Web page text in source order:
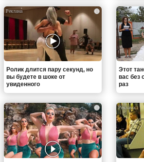
i
Ролик длится пару секунд, но
вы будете в шоке от
увиденного
Этот
вас без
раз
i